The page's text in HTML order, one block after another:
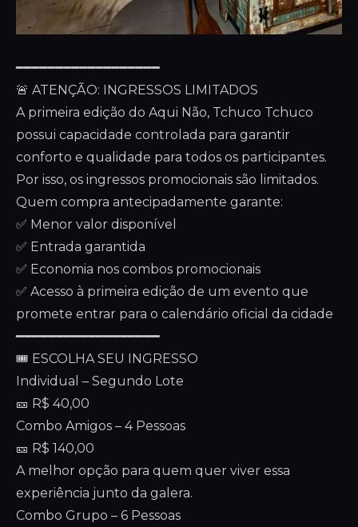
━━━━━━━━━━━━━━━━━━
🚨 ATENÇÃO: INGRESSOS LIMITADOS
A primeira edição do Aqui Não, Tchuco Tchuco
possui capacidade controlada para garantir
conforto e qualidade para todos os participantes.
Por isso, os ingressos promocionais são limitados.
Quem compra antecipadamente garante:
✅ Menor valor disponível
✅ Entrada garantida
✅ Economia nos combos promocionais
✅ Acesso à primeira edição de um evento que
promete entrar para o calendário oficial da cidade
━━━━━━━━━━━━━━━━━━
🎟️ ESCOLHA SEU INGRESSO
Individual – Segundo Lote
🎫 R$ 40,00
Combo Amigos – 4 Pessoas
🎫 R$ 140,00
A melhor opção para quem quer viver essa
experiência junto da galera.
Combo Grupo – 6 Pessoas